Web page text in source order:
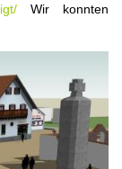
Wir konnten